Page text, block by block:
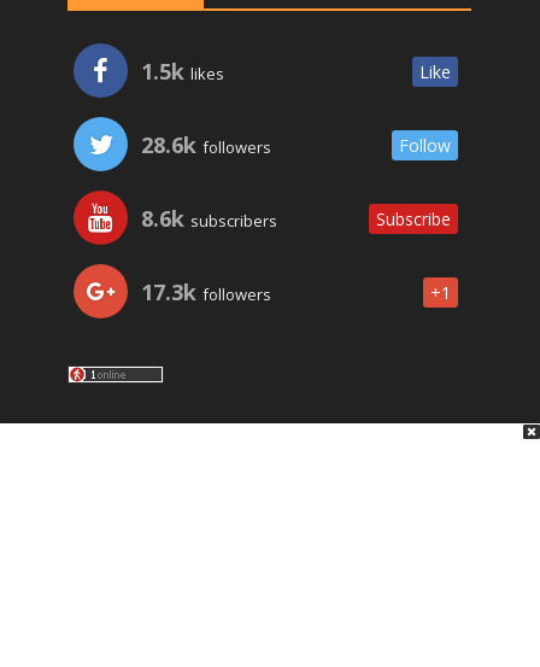
1.5k likes Like
28.6k followers Follow
8.6k subscribers Subscribe
17.3k followers +1